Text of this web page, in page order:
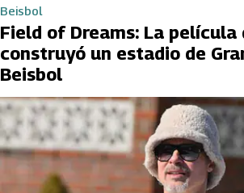
Beisbol
Field of Dreams: La película
construyó un estadio de
Beisbol